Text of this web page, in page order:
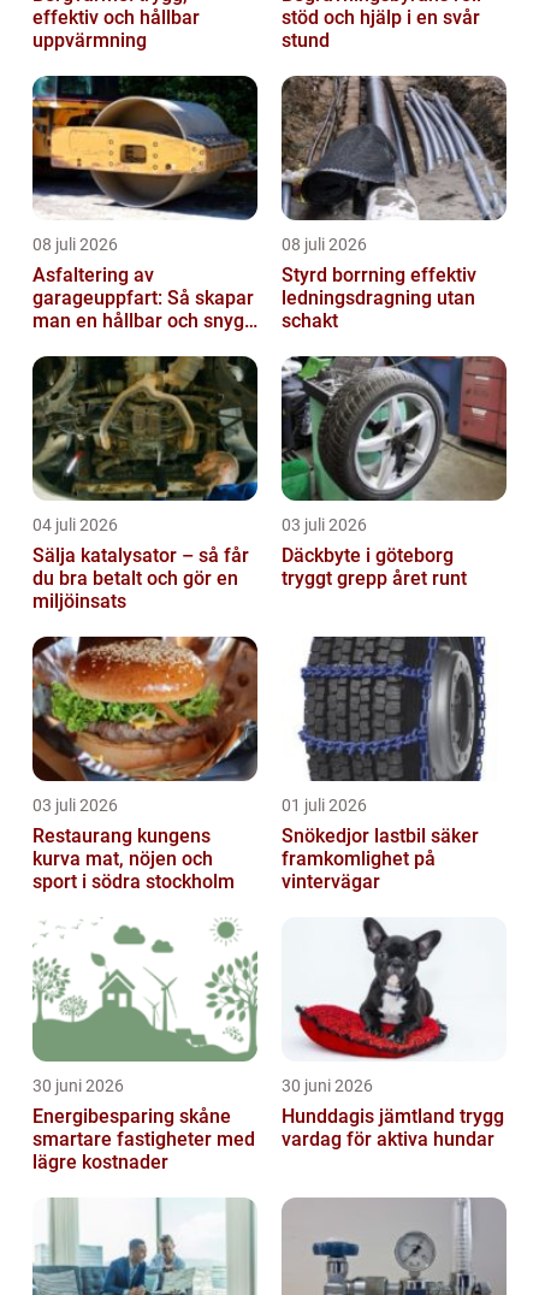
effektiv och hållbar
uppvärmning
stöd och hjälp i en svår
stund
08 juli 2026
Asfaltering av
garageuppfart: Så skapar
man en hållbar och snygg
08 juli 2026
Styrd borrning effektiv
ledningsdragning utan
schakt
04 juli 2026
Sälja katalysator – så får
du bra betalt och gör en
miljöinsats
03 juli 2026
Däckbyte i göteborg
tryggt grepp året runt
03 juli 2026
Restaurang kungens
kurva mat, nöjen och
sport i södra stockholm
01 juli 2026
Snökedjor lastbil säker
framkomlighet på
vintervägar
30 juni 2026
Energibesparing skåne
smartare fastigheter med
lägre kostnader
30 juni 2026
Hunddagis jämtland trygg
vardag för aktiva hundar